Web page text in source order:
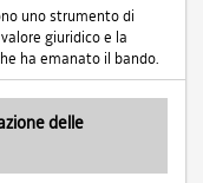
uno strumento di
giuridico e la
ha emanato il bando.
delle